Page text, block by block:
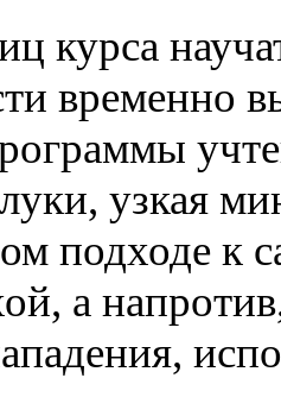
курса
временно
узкая
подходе к
а